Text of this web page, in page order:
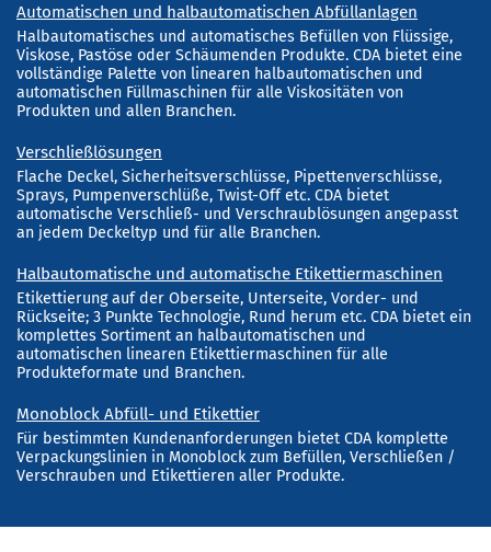
Automatischen und halbautomatischen Abfüllanlagen
Halbautomatisches und automatisches Befüllen von Flüssige,
Viskose, Pastöse oder Schäumenden Produkte. CDA bietet eine
vollständige Palette von linearen halbautomatischen und
automatischen Füllmaschinen für alle Viskositäten von
Produkten und allen Branchen.
Verschließlösungen
Flache Deckel, Sicherheitsverschlüsse, Pipettenverschlüsse,
Sprays, Pumpenverschlüße, Twist-Off etc. CDA bietet
automatische Verschließ- und Verschraublösungen angepasst
an jedem Deckeltyp und für alle Branchen.
Halbautomatische und automatische Etikettiermaschinen
Etikettierung auf der Oberseite, Unterseite, Vorder- und
Rückseite; 3 Punkte Technologie, Rund herum etc. CDA bietet ein
komplettes Sortiment an halbautomatischen und
automatischen linearen Etikettiermaschinen für alle
Produkteformate und Branchen.
Monoblock Abfüll- und Etikettier
Für bestimmten Kundenanforderungen bietet CDA komplette
Verpackungslinien in Monoblock zum Befüllen, Verschließen /
Verschrauben und Etikettieren aller Produkte.